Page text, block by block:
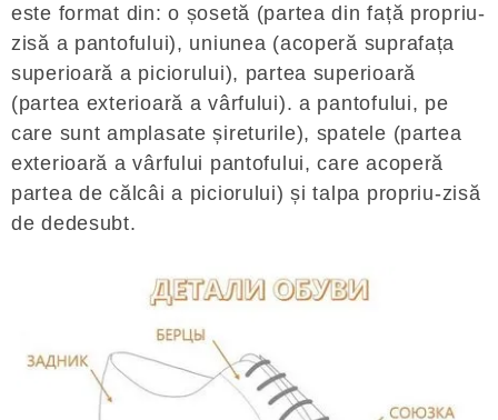
este format din: o șosetă (partea din față propriu-
zisă a pantofului), uniunea (acoperă suprafața
superioară a piciorului), partea superioară
(partea exterioară a vârfului). a pantofului, pe
care sunt amplasate șireturile), spatele (partea
exterioară a vârfului pantofului, care acoperă
partea de călcâi a piciorului) și talpa propriu-zisă
de dedesubt.